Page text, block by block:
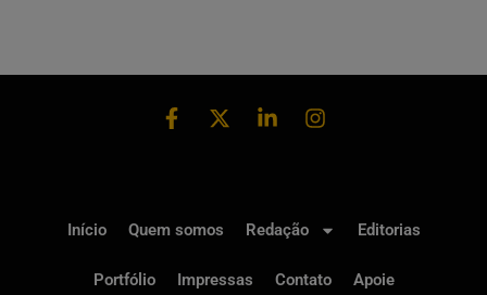
Início Quem somos Redação Editorias
Portfólio Impressas Contato Apoie